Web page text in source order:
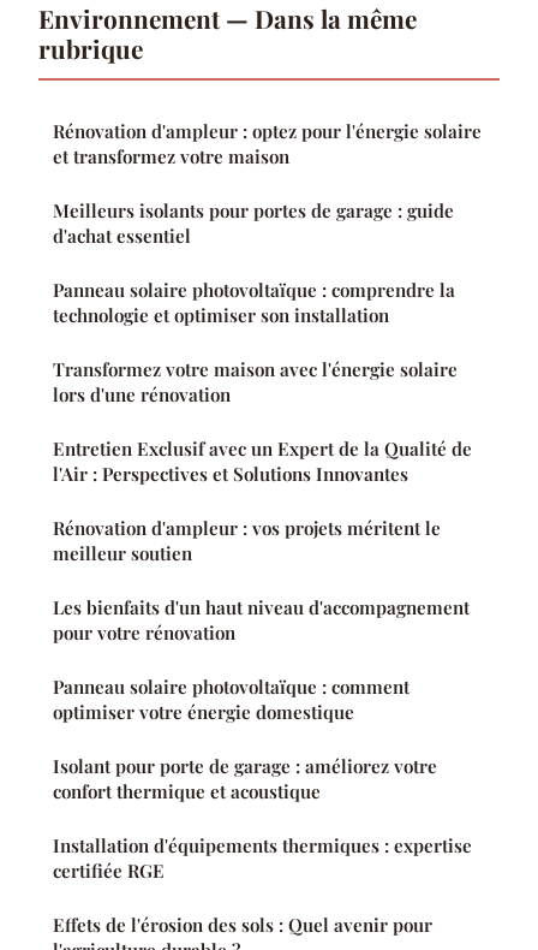
Environnement — Dans la même
rubrique
Rénovation d'ampleur : optez pour l'énergie solaire
et transformez votre maison
Meilleurs isolants pour portes de garage : guide
d'achat essentiel
Panneau solaire photovoltaïque : comprendre la
technologie et optimiser son installation
Transformez votre maison avec l'énergie solaire
lors d'une rénovation
Entretien Exclusif avec un Expert de la Qualité de
l'Air : Perspectives et Solutions Innovantes
Rénovation d'ampleur : vos projets méritent le
meilleur soutien
Les bienfaits d'un haut niveau d'accompagnement
pour votre rénovation
Panneau solaire photovoltaïque : comment
optimiser votre énergie domestique
Isolant pour porte de garage : améliorez votre
confort thermique et acoustique
Installation d'équipements thermiques : expertise
certifiée RGE
Effets de l'érosion des sols : Quel avenir pour